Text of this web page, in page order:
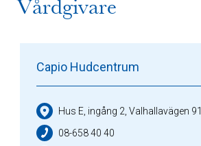
Vårdgivare
Capio Hudcentrum
Hus E, ingång 2, Valhallavägen 91
08-658 40 40